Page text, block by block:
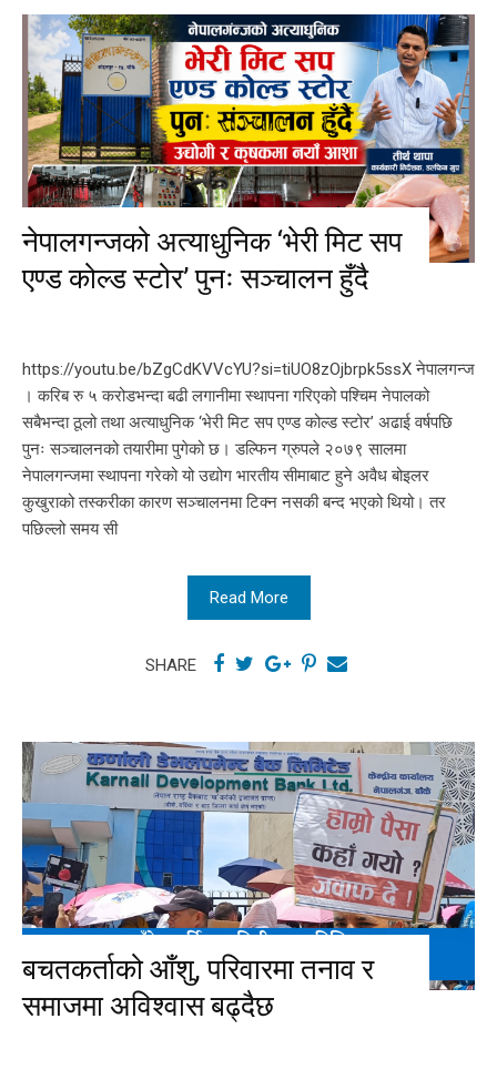
नेपालगन्जको अत्याधुनिक ‘भेरी मिट सप
एण्ड कोल्ड स्टोर’ पुनः सञ्चालन हुँदै
https://youtu.be/bZgCdKVVcYU?si=tiUO8zOjbrpk5ssX नेपालगन्ज
। करिब रु ५ करोडभन्दा बढी लगानीमा स्थापना गरिएको पश्चिम नेपालको
सबैभन्दा ठूलो तथा अत्याधुनिक ‘भेरी मिट सप एण्ड कोल्ड स्टोर’ अढाई वर्षपछि
पुनः सञ्चालनको तयारीमा पुगेको छ। डल्फिन ग्रुपले २०७९ सालमा
नेपालगन्जमा स्थापना गरेको यो उद्योग भारतीय सीमाबाट हुने अवैध बोइलर
कुखुराको तस्करीका कारण सञ्चालनमा टिक्न नसकी बन्द भएको थियो। तर
पछिल्लो समय सी
Read More
SHARE
बचतकर्ताको आँशु, परिवारमा तनाव र
समाजमा अविश्वास बढ्दैछ